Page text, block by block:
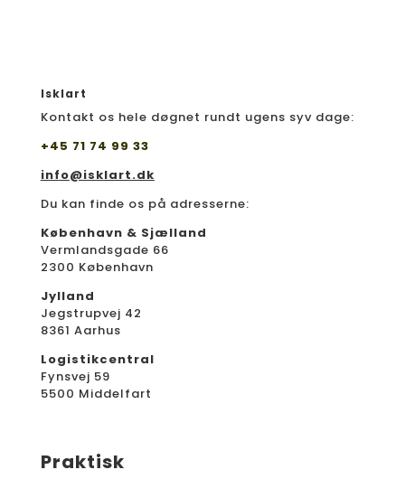
Isklart
Kontakt os hele døgnet rundt ugens syv dage:
+45 71 74 99 33
info@isklart.dk
Du kan finde os på adresserne:
København & Sjælland
Vermlandsgade 66
2300 København
Jylland
Jegstrupvej 42
8361 Aarhus
Logistikcentral
Fynsvej 59
5500 Middelfart
Praktisk